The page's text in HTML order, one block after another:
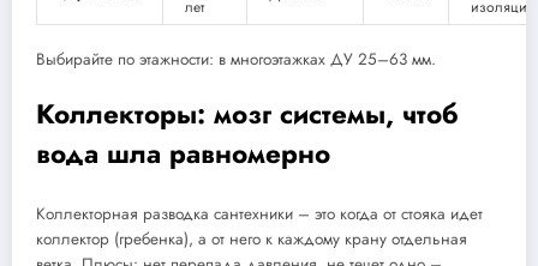
лет
Выбирайте по этажности: в многоэтажках ДУ 25–63 мм.
Коллекторы: мозг системы, чтоб
вода шла равномерно
Коллекторная разводка сантехники – это когда от стояка идет
коллектор (гребенка), а от него к каждому крану отдельная